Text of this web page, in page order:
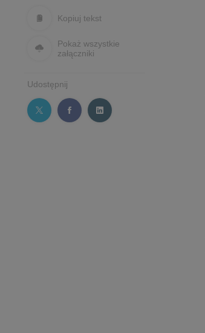
Kopiuj tekst
Pokaż wszystkie
załączniki
Udostępnij